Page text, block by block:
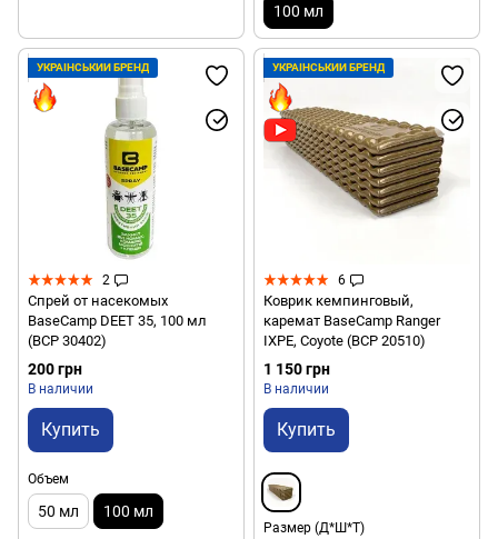
100 мл
УКРАЇНСЬКИЙ БРЕНД
2
Спрей от насекомых
BaseCamp DEET 35, 100 мл
(BCP 30402)
200 грн
В наличии
Купить
Объем
50 мл 100 мл
УКРАЇНСЬКИЙ БРЕНД
6
Коврик кемпинговый,
каремат BaseCamp Ranger
IXPE, Coyote (BCP 20510)
1 150 грн
В наличии
Купить
Размер (Д*Ш*Т)